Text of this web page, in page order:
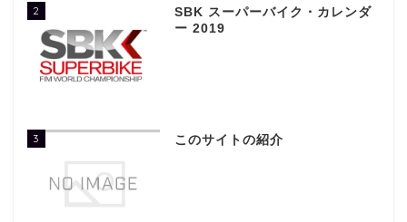
2
SBK スーパーバイク・カレンダ
ー 2019
3 このサイトの紹介